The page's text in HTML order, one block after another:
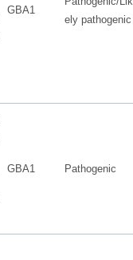
GBA1
ely pathogenic
GBA1 Pathogenic